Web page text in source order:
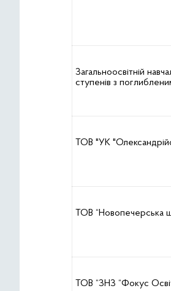
Загальноосвітній
ступенів з
ТОВ "УК
ТОВ “Новопечерська
ТОВ “ЗНЗ “Фокус